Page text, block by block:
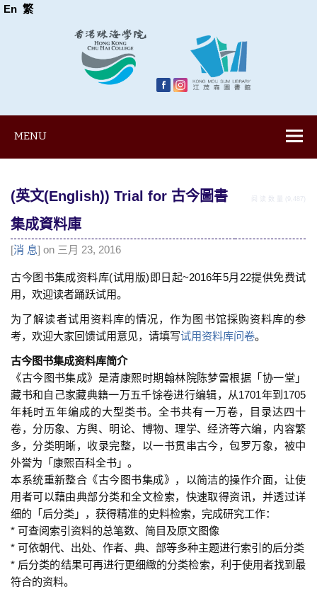
En 繁
MENU
(英文(English)) Trial for 古今圖書
集成資料庫
阅 读 数 量 (9,487)
[消 息] on 三月 23, 2016
古今图书集成资料库(试用版)即日起~2016年5月22提供免费试
用，欢迎读者踊跃试用。
为了解读者试用资料库的情况，作为图书馆採购资料库的参
考，欢迎大家回馈试用意见，请填写试用资料库问卷。
古今图书集成资料库简介
《古今图书集成》是清康熙时期翰林院陈梦雷根据「协一堂」
藏书和自己家藏典籍一万五千馀卷进行编辑，从1701年到1705
年耗时五年编成的大型类书。全书共有一万卷，目录达四十
卷，分历象、方舆、明论、博物、理学、经济等六编，内容繁
多，分类明晰，收录完整，以一书贯串古今，包罗万象，被中
外誉为「康熙百科全书」。
本系统重新整合《古今图书集成》，以简洁的操作介面，让使
用者可以藉由典部分类和全文检索，快速取得资讯，并透过详
细的「后分类」，获得精准的史料检索，完成研究工作：
* 可查阅索引资料的总笔数、简目及原文图像
* 可依朝代、出处、作者、典、部等多种主题进行索引的后分类
* 后分类的结果可再进行更细緻的分类检索，利于使用者找到最
符合的资料。